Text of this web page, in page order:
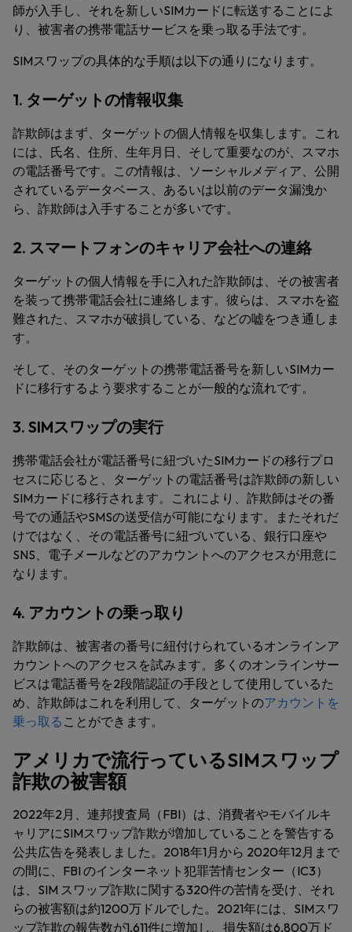
師が入手し、それを新しいSIMカードに転送することによ
り、被害者の携帯電話サービスを乗っ取る手法です。
SIMスワップの具体的な手順は以下の通りになります。
1. ターゲットの情報収集
詐欺師はまず、ターゲットの個人情報を収集します。これ
には、氏名、住所、生年月日、そして重要なのが、スマホ
の電話番号です。この情報は、ソーシャルメディア、公開
されているデータベース、あるいは以前のデータ漏洩か
ら、詐欺師は入手することが多いです。
2. スマートフォンのキャリア会社への連絡
ターゲットの個人情報を手に入れた詐欺師は、その被害者
を装って携帯電話会社に連絡します。彼らは、スマホを盗
難された、スマホが破損している、などの嘘をつき通しま
す。
そして、そのターゲットの携帯電話番号を新しいSIMカー
ドに移行するよう要求することが一般的な流れです。
3. SIMスワップの実行
携帯電話会社が電話番号に紐づいたSIMカードの移行プロ
セスに応じると、ターゲットの電話番号は詐欺師の新しい
SIMカードに移行されます。これにより、詐欺師はその番
号での通話やSMSの送受信が可能になります。またそれだ
けではなく、その電話番号に紐づいている、銀行口座や
SNS、電子メールなどのアカウントへのアクセスが用意に
なります。
4. アカウントの乗っ取り
詐欺師は、被害者の番号に紐付けられているオンラインア
カウントへのアクセスを試みます。多くのオンラインサー
ビスは電話番号を2段階認証の手段として使用しているた
め、詐欺師はこれを利用して、ターゲットのアカウントを
乗っ取る ことができます。
アメリカで流行っているSIMスワップ
詐欺の被害額
2022年2月、連邦捜査局（FBI）は、消費者やモバイルキ
ャリアにSIMスワップ詐欺が増加していることを警告する
公共広告を発表しました。2018年1月から 2020年12月まで
の間に、FBI のインターネット犯罪苦情センター（IC3）
は、SIM スワップ詐欺に関する320件の苦情を受け、それ
らの被害額は約1200万ドルでした。2021年には、SIMスワ
ップ詐欺の報告数が1,611件に増加し、損失額は6,800万ド